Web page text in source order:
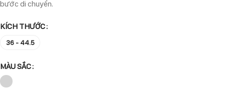
bước di chuyển.
KÍCH THƯỚC
36 - 44.5
MÀU SẮC